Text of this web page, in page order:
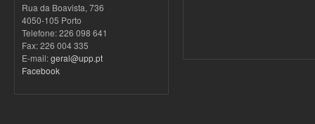
Rua da Boavista, 736
4050-105 Porto
Telefone: 226 098 641
Fax: 226 004 335
E-mail:geral@upp.pt
Facebook